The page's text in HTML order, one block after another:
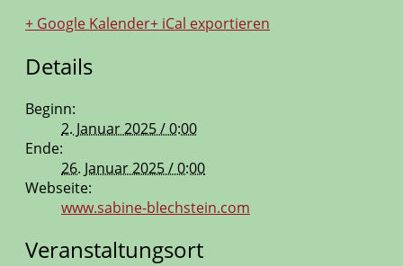
+ Google Kalender+ iCal exportieren
Details
Beginn:
2. Januar 2025 / 0:00
Ende:
26. Januar 2025 / 0:00
Webseite:
www.sabine-blechstein.com
Veranstaltungsort